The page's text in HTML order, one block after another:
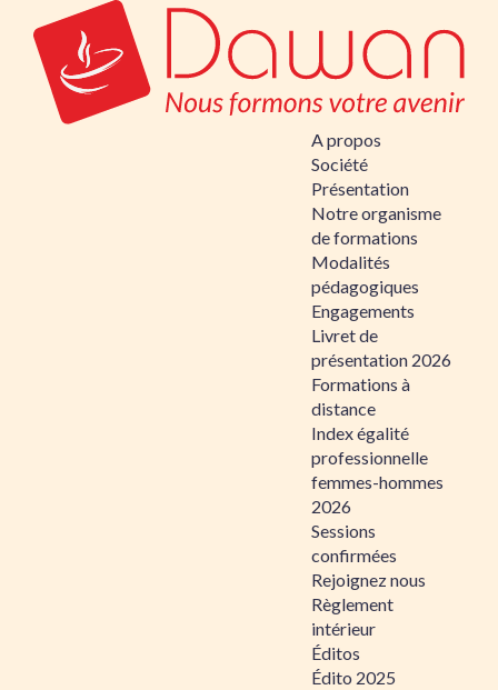
A propos
Société
Présentation
Notre organisme
de formations
Modalités
pédagogiques
Engagements
Livret de
présentation 2026
Formations à
distance
Index égalité
professionnelle
femmes-hommes
2026
Sessions
confirmées
Rejoignez nous
Règlement
intérieur
Éditos
Édito 2025